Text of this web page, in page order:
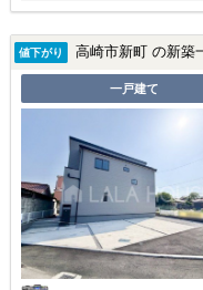
値下がり 高崎市新町 の新築
一戸建て